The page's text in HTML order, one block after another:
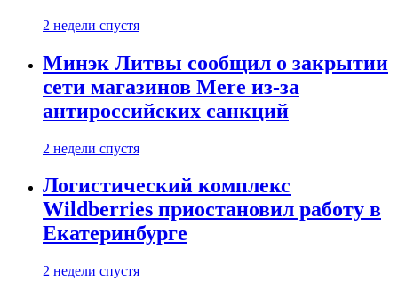
2 недели спустя
Минэк Литвы сообщил о закрытии
сети магазинов Mere из-за
антироссийских санкций
2 недели спустя
Логистический комплекс
Wildberries приостановил работу в
Екатеринбурге
2 недели спустя